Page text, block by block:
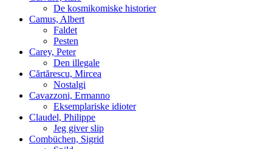
De kosmikomiske historier
Camus, Albert
Faldet
Pesten
Carey, Peter
Den illegale
Cărtărescu, Mircea
Nostalgi
Cavazzoni, Ermanno
Eksemplariske idioter
Claudel, Philippe
Jeg giver slip
Combüchen, Sigrid